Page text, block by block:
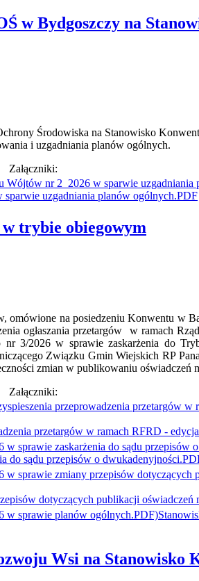
w Bydgoszczy na
Środowiska na Stanowisko
i uzgadniania planów ogólnych.
Załączniki:
uzgadniania planów ogólnych.PDF
trybie obiegowym
omówione na posiedzeniu Konwentu w
ogłaszania przetargów w ramach
3/2026 w sprawie zaskarżenia do
Związku Gmin Wiejskich RP
zmian w publikowaniu oświadczeń
Załączniki:
przetargów w ramach RFRD -
do sądu przepisów o
dotyczących publikacji oświadczeń
Wsi na Stanowisko